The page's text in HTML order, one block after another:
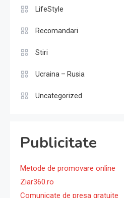
LifeStyle
Recomandari
Stiri
Ucraina – Rusia
Uncategorized
Publicitate
Metode de promovare online
Ziar360.ro
Comunicate de presa gratuite